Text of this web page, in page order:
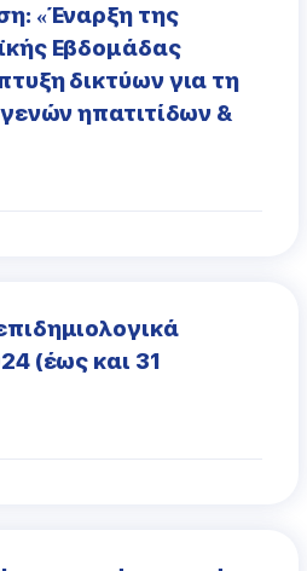
«Έναρξη της
Εβδομάδας
δικτύων για τη
ηπατιτίδων &
(έως και 31